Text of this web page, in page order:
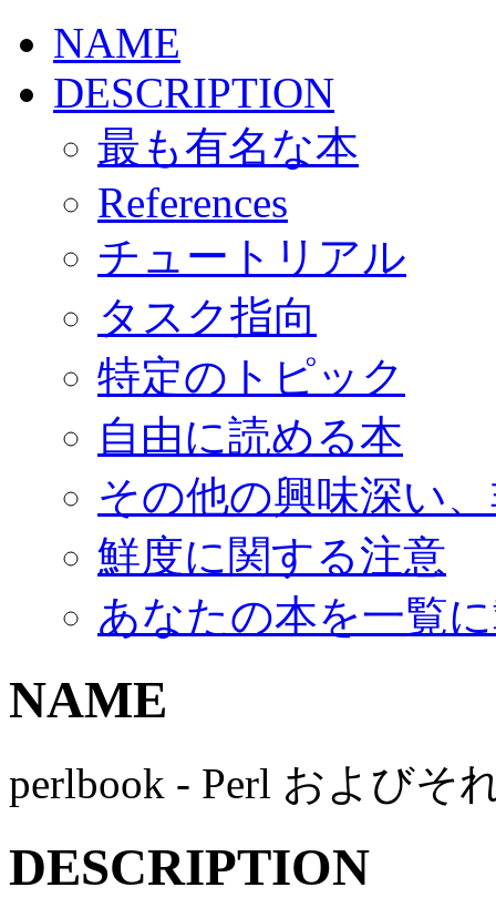
NAME
DESCRIPTION
最も有名な本
References
チュートリアル
タスク指向
特定のトピック
自由に読める本
その他の興味深い
鮮度に関する注意
あなたの本を一覧
NAME
perlbook - Perl およびそ
DESCRIPTION